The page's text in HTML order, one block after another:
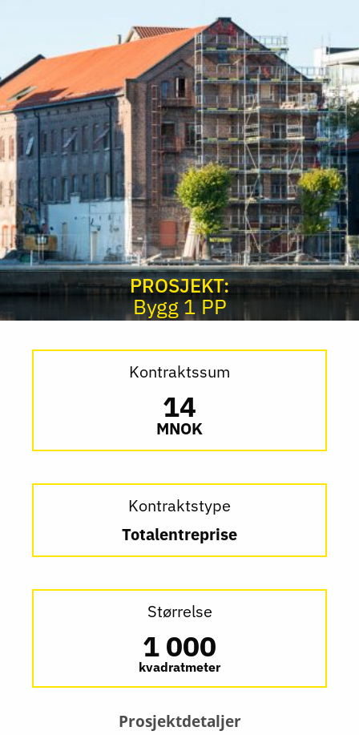
PROSJEKT:
Bygg 1 PP
Kontraktssum
14
MNOK
Kontraktstype
Totalentreprise
Størrelse
1 000
kvadratmeter
Prosjektdetaljer